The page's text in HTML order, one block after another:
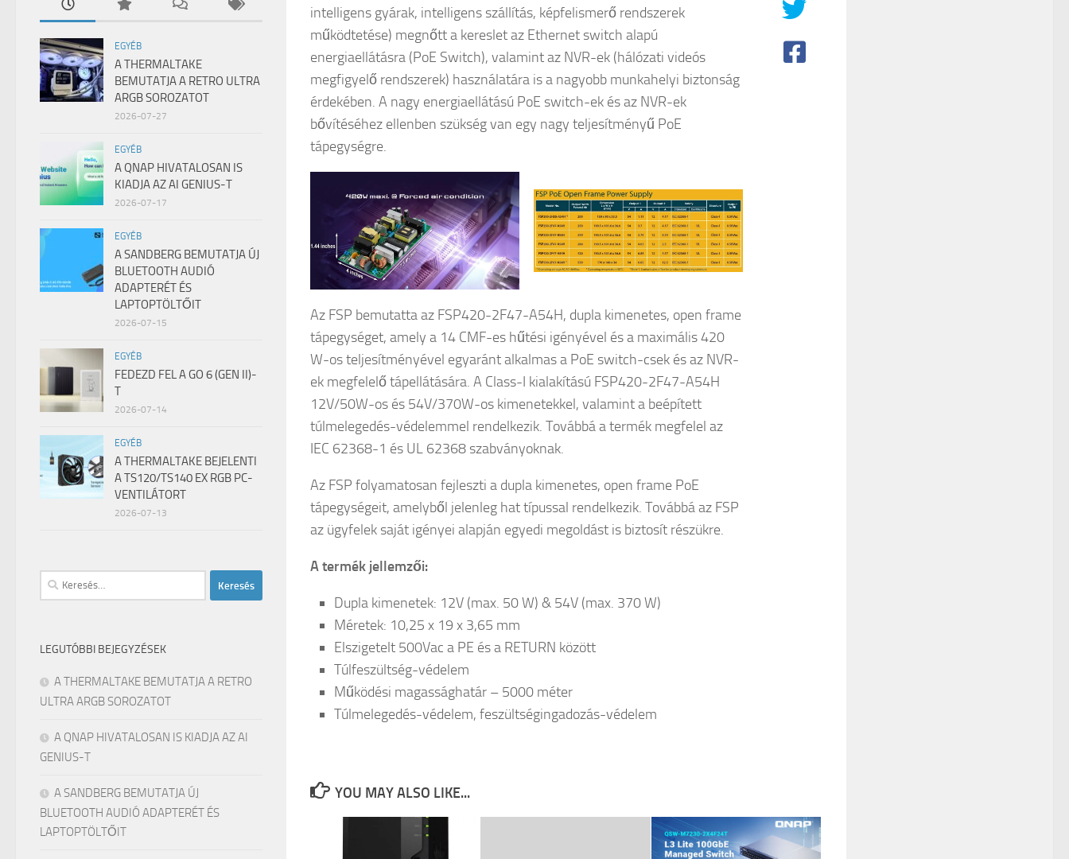
intelligens gyárak, intelligens szállítás, képfelismerő rendszerek
működtetése) megnőtt a kereslet az Ethernet switch alapú
energiaellátásra (PoE Switch), valamint az NVR-ek (hálózati videós
megfigyelő rendszerek) használatára is a nagyobb munkahelyi biztonság
érdekében. A nagy energiaellátású PoE switch-ek és az NVR-ek
bővítéséhez ellenben szükség van egy nagy teljesítményű PoE
tápegységre.
Az FSP bemutatta az FSP420-2F47-A54H, dupla kimenetes, open frame
tápegységet, amely a 14 CMF-es hűtési igényével és a maximális 420
W-os teljesítményével egyaránt alkalmas a PoE switch-csek és az NVR-
ek megfelelő tápellátására. A Class-I kialakítású FSP420-2F47-A54H
12V/50W-os és 54V/370W-os kimenetekkel, valamint a beépített
túlmelegedés-védelemmel rendelkezik. Továbbá a termék megfelel az
IEC 62368-1 és UL 62368 szabványoknak.
Az FSP folyamatosan fejleszti a dupla kimenetes, open frame PoE
tápegységeit, amelyből jelenleg hat típussal rendelkezik. Továbbá az FSP
az ügyfelek saját igényei alapján egyedi megoldást is biztosít részükre.
A termék jellemzői:
Dupla kimenetek: 12V (max. 50 W) & 54V (max. 370 W)
Méretek: 10,25 x 19 x 3,65 mm
Elszigetelt 500Vac a PE és a RETURN között
Túlfeszültség-védelem
Működési magassághatár – 5000 méter
Túlmelegedés-védelem, feszültségingadozás-védelem
YOU MAY ALSO LIKE...
EGYÉB
A THERMALTAKE
BEMUTATJA A RETRO ULTRA
ARGB SOROZATOT
2026-07-27
EGYÉB
A QNAP HIVATALOSAN IS
KIADJA AZ AI GENIUS-T
2026-07-17
EGYÉB
A SANDBERG BEMUTATJA ÚJ
BLUETOOTH AUDIÓ
ADAPTERÉT ÉS
LAPTOPTÖLTŐIT
2026-07-15
EGYÉB
FEDEZD FEL A GO 6 (GEN II)-
T
2026-07-14
EGYÉB
A THERMALTAKE BEJELENTI
A TS120/TS140 EX RGB PC-
VENTILÁTORT
2026-07-13
Keresés:
LEGUTÓBBI BEJEGYZÉSEK
A THERMALTAKE BEMUTATJA A RETRO
ULTRA ARGB SOROZATOT
A QNAP HIVATALOSAN IS KIADJA AZ AI
GENIUS-T
A SANDBERG BEMUTATJA ÚJ
BLUETOOTH AUDIÓ ADAPTERÉT ÉS
LAPTOPTÖLTŐIT